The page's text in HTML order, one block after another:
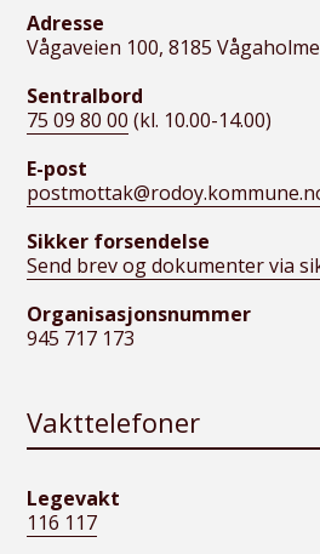
Adresse
Vågaveien 100, 8185
Sentralbord
75 09 80 00 (kl. 10.00-14.00)
E-post
Sikker forsendelse
Send brev og dokumenter via
Organisasjonsnummer
945 717 173
Vakttelefoner
Legevakt
116 117